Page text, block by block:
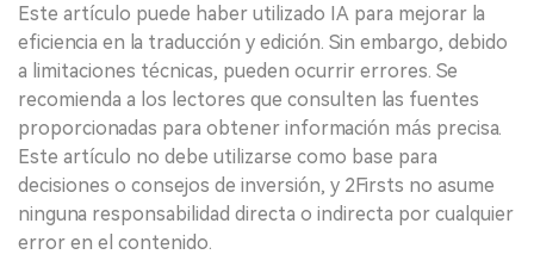
Este artículo puede haber utilizado IA para mejorar la
eficiencia en la traducción y edición. Sin embargo, debido
a limitaciones técnicas, pueden ocurrir errores. Se
recomienda a los lectores que consulten las fuentes
proporcionadas para obtener información más precisa.
Este artículo no debe utilizarse como base para
decisiones o consejos de inversión, y 2Firsts no asume
ninguna responsabilidad directa o indirecta por cualquier
error en el contenido.